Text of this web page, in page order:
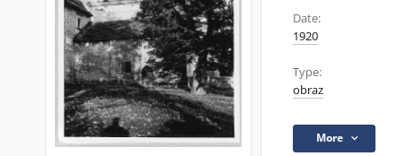
Date:
1920
Type:
obraz
More